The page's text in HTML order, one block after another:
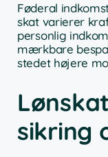
Føderal
skat varierer
personlig
mærkbare
stedet højere
sikring